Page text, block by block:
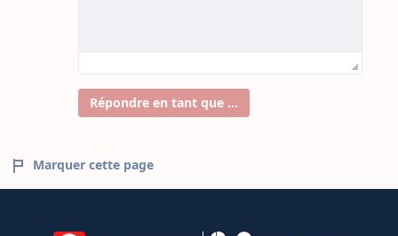
Répondre en tant que ...
Marquer cette page